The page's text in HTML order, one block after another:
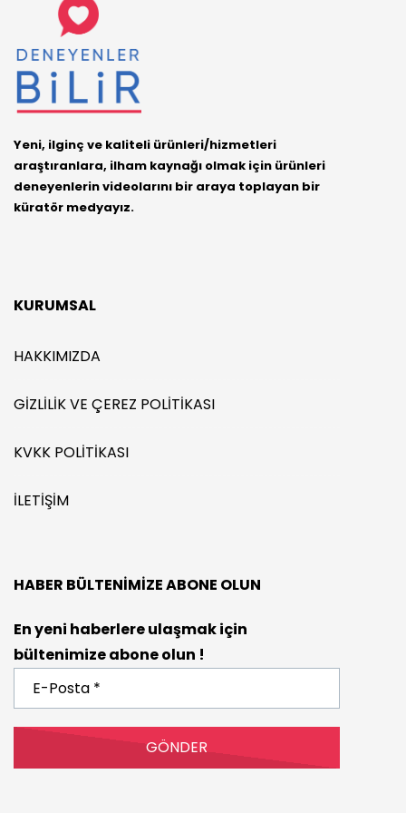
Yeni, ilginç ve kaliteli ürünleri/hizmetleri
araştıranlara, ilham kaynağı olmak için ürünleri
deneyenlerin videolarını bir araya toplayan bir
küratör medyayız.
KURUMSAL
HAKKIMIZDA
GIZLILIK VE ÇEREZ POLITIKASI
KVKK POLITIKASI
İLETIŞIM
HABER BÜLTENIMIZE ABONE OLUN
En yeni haberlere ulaşmak için
bültenimize abone olun !
Posta
*